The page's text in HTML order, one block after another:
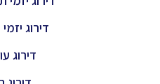
דירוג יזמי
דירוג